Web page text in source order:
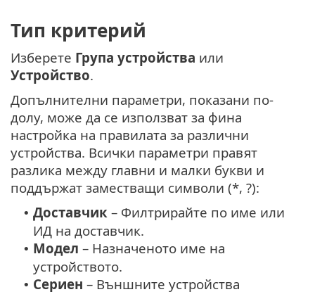
Тип критерий
Изберете Група устройства или
Устройство.
Допълнителни параметри, показани по-
долу, може да се използват за фина
настройка на правилата за различни
устройства. Всички параметри правят
разлика между главни и малки букви и
поддържат заместващи символи (*, ?):
• Доставчик – Филтрирайте по име или
ИД на доставчик.
• Модел – Назначеното име на
устройството.
• Сериен – Външните устройства